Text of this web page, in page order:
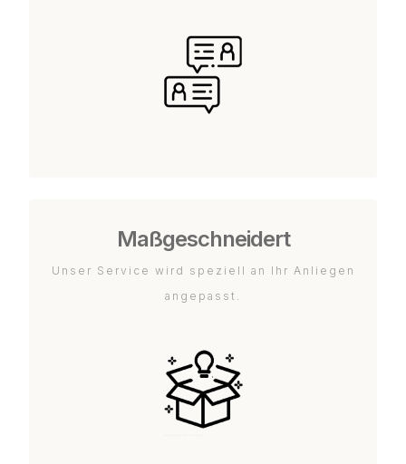
Maßgeschneidert
Unser Service wird speziell an Ihr Anliegen
angepasst.